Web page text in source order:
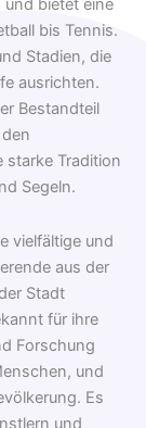
und bietet eine
bis Tennis.
Stadien, die
ausrichten.
Bestandteil
starke Tradition
Segeln.
vielfältige und
aus der
Stadt
für ihre
Forschung
und
Es
und